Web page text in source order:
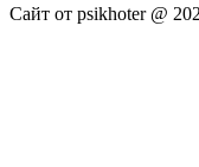
Сайт от psikhoter @